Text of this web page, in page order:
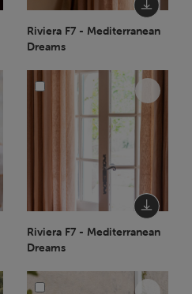
Riviera F7 - Mediterranean
Dreams
Riviera F7 - Mediterranean
Dreams